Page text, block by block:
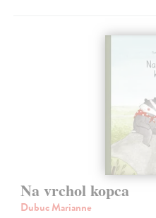
Na vrchol kopca
Dubuc Marianne